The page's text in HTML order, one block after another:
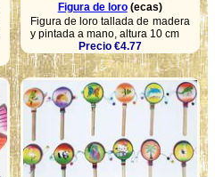
Figura de loro(ecas)
Figura de loro tallada de madera
y pintada a mano, altura 10 cm
Precio €4.77